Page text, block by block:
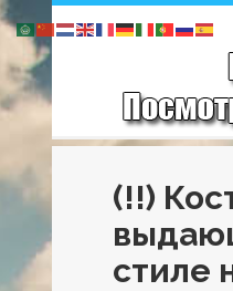
(!!)
стиле